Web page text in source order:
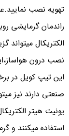
تهویه نصب
راندمان گرمایشی
الکتریکال
نصب درون
این تیپ کویل در
صنعتی دارند نیز
یونیت هیتر
استفاده میکنند و